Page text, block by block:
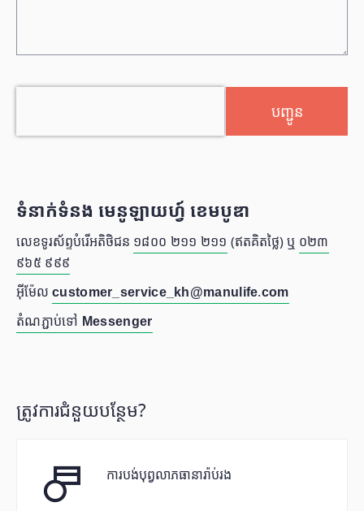
ទំនាក់ទំនង មេនូឡាយហ្វ៍ ខេមបូឌា
លេខទូរស័ព្ទបំរើអតិថិជន​ ១៨០០​ ២១១ ២១១ (ឥតគិតថ្លៃ) ឬ ០២៣
៩៦៥​ ៩៩៩
អុីម៉ែល customer_service_kh@manulife.com
តំណភ្ជាប់ទៅ Messenger
ត្រូវការជំនួយបន្ថែម?
ការបង់បុព្វលាភធានារ៉ាប់រង